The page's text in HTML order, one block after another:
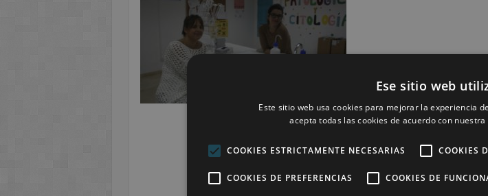
Ese sitio web
Este sitio web usa cookies para mejorar la experiencia
acepta todas las cookies de acuerdo con
COOKIES ESTRICTAMENTE NECESARIAS COOKIES
COOKIES DE PREFERENCIAS COOKIES DE